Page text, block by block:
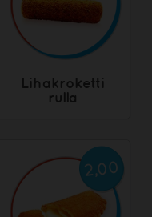
Lihakroketti
rulla
2,00